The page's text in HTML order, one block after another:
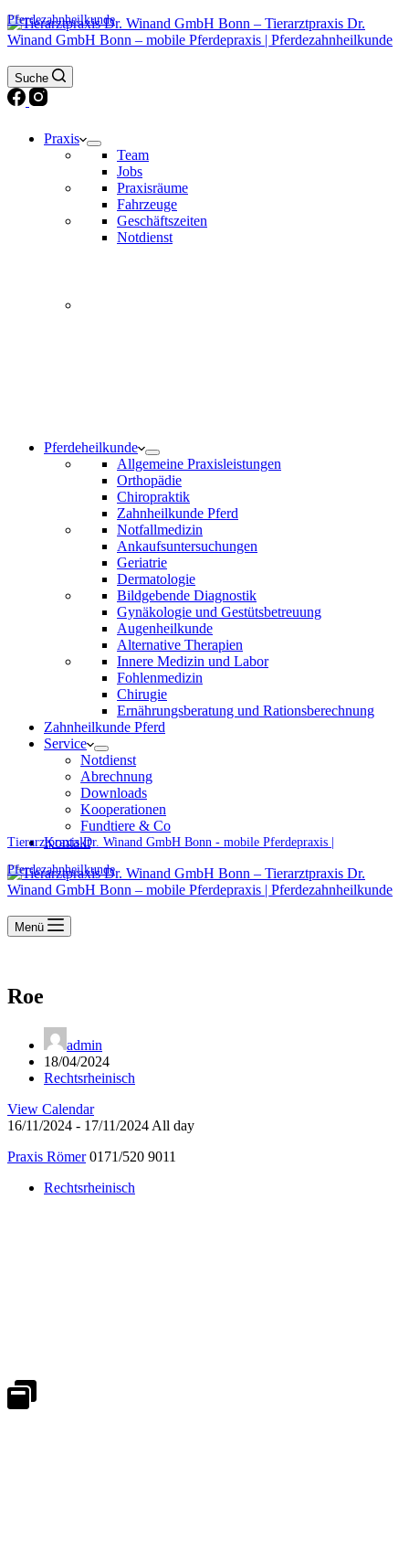
Pferdezahnheilkunde
Suche
Praxis
Team
Jobs
Praxisräume
Fahrzeuge
Geschäftszeiten
Notdienst
Pferdeheilkunde
Allgemeine Praxisleistungen
Orthopädie
Chiropraktik
Zahnheilkunde Pferd
Notfallmedizin
Ankaufsuntersuchungen
Geriatrie
Dermatologie
Bildgebende Diagnostik
Gynäkologie und Gestütsbetreuung
Augenheilkunde
Alternative Therapien
Innere Medizin und Labor
Fohlenmedizin
Chirugie
Ernährungsberatung und Rationsberechnung
Zahnheilkunde Pferd
Service
Notdienst
Abrechnung
Downloads
Kooperationen
Fundtiere & Co
Kontakt
Tierarztpraxis Dr. Winand GmbH Bonn - mobile Pferdepraxis |
Pferdezahnheilkunde
Menü
Roe
admin
18/04/2024
Rechtsrheinisch
View Calendar
16/11/2024 - 17/11/2024 All day
Praxis Römer0171/520 9011
Rechtsrheinisch